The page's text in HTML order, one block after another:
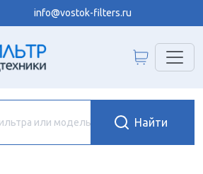
info@vostok-filters.ru